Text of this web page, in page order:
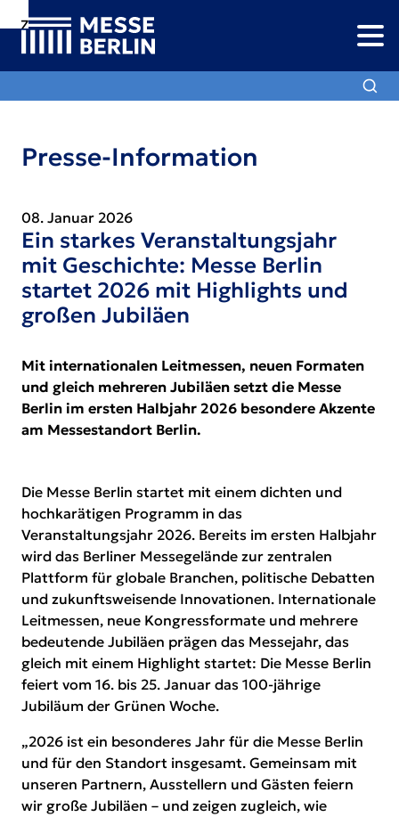
Zur
Navigation
Zur
Suche
Zum
Hauptinhalt
Presse-Information
08. Januar 2026
Ein starkes Veranstaltungsjahr
mit Geschichte: Messe Berlin
startet 2026 mit Highlights und
großen Jubiläen
Mit internationalen Leitmessen, neuen Formaten
und gleich mehreren Jubiläen setzt die Messe
Berlin im ersten Halbjahr 2026 besondere Akzente
am Messestandort Berlin.
Die Messe Berlin startet mit einem dichten und
hochkarätigen Programm in das
Veranstaltungsjahr 2026. Bereits im ersten Halbjahr
wird das Berliner Messegelände zur zentralen
Plattform für globale Branchen, politische Debatten
und zukunftsweisende Innovationen. Internationale
Leitmessen, neue Kongressformate und mehrere
bedeutende Jubiläen prägen das Messejahr, das
gleich mit einem Highlight startet: Die Messe Berlin
feiert vom 16. bis 25. Januar das 100-jährige
Jubiläum der Grünen Woche.
„2026 ist ein besonderes Jahr für die Messe Berlin
und für den Standort insgesamt. Gemeinsam mit
unseren Partnern, Ausstellern und Gästen feiern
wir große Jubiläen – und zeigen zugleich, wie